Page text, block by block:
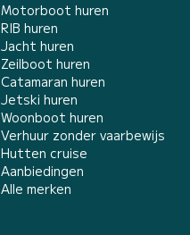
Motorboot huren
RIB huren
Jacht huren
Zeilboot huren
Catamaran huren
Jetski huren
Woonboot huren
Verhuur zonder vaarbewijs
Hutten cruise
Aanbiedingen
Alle merken